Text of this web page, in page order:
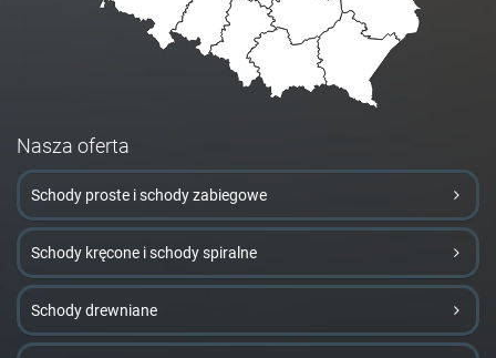
Nasza oferta
Schody proste i schody zabiegowe
Schody kręcone i schody spiralne
Schody drewniane